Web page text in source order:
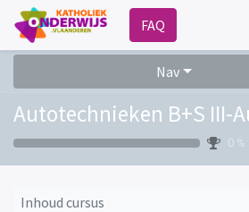
FAQ
Nav
Autotechnieken B+S III-
0 %
Inhoud cursus